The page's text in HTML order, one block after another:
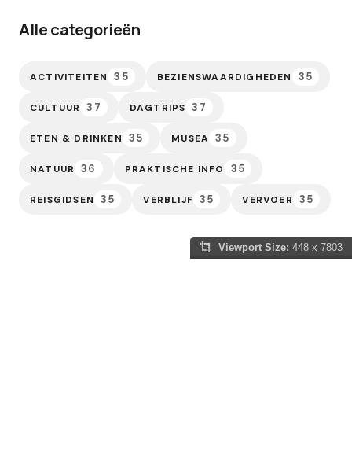
Alle categorieën
ACTIVITEITEN 35 BEZIENSWAARDIGHEDEN 35
CULTUUR 37 DAGTRIPS 37
ETEN & DRINKEN 35 MUSEA 35
NATUUR 36 PRAKTISCHE INFO 35
REISGIDSEN 35 VERBLIJF 35 VERVOER 35
Viewport Size: 448 x 7803